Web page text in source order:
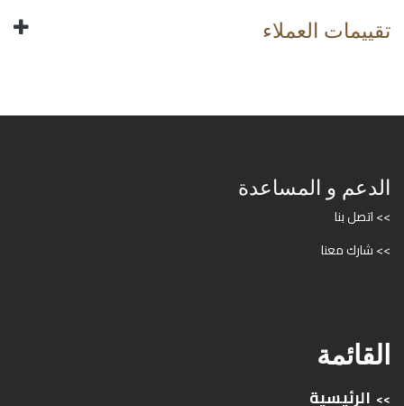
تقييمات العملاء
الدعم و المساعدة
>> اتصل بنا
>> شارك معنا
القائمة
>> الرئيسية